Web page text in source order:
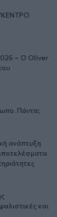
ΚΕΝΤΡΟ
– Ο Oliver
Πάντα;
ανάπτυξη
και